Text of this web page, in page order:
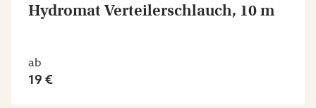
Hydromat Verteilerschlauch, 10 m
ab
19 €